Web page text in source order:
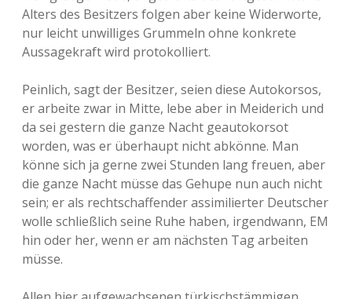
Alters des Besitzers folgen aber keine Widerworte,
nur leicht unwilliges Grummeln ohne konkrete
Aussagekraft wird protokolliert.
Peinlich, sagt der Besitzer, seien diese Autokorsos,
er arbeite zwar in Mitte, lebe aber in Meiderich und
da sei gestern die ganze Nacht geautokorsot
worden, was er überhaupt nicht abkönne. Man
könne sich ja gerne zwei Stunden lang freuen, aber
die ganze Nacht müsse das Gehupe nun auch nicht
sein; er als rechtschaffender assimilierter Deutscher
wolle schließlich seine Ruhe haben, irgendwann, EM
hin oder her, wenn er am nächsten Tag arbeiten
müsse.